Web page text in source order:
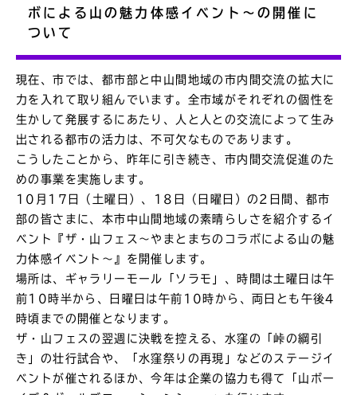
ボによる山の魅力体感イベント～の開催に
ついて
現在、市では、都市部と中山間地域の市内間交流の拡大に
力を入れて取り組んでいます。全市域がそれぞれの個性を
生かして発展するにあたり、人と人との交流によって生み
出される都市の活力は、不可欠なものであります。
こうしたことから、昨年に引き続き、市内間交流促進のた
めの事業を実施します。
10月17日（土曜日）、18日（日曜日）の2日間、都市
部の皆さまに、本市中山間地域の素晴らしさを紹介するイ
ベント『ザ・山フェス～やまとまちのコラボによる山の魅
力体感イベント～』を開催します。
場所は、ギャラリーモール「ソラモ」、時間は土曜日は午
前10時半から、日曜日は午前10時から、両日とも午後4
時頃までの開催となります。
ザ・山フェスの翌週に決戦を控える、水窪の「峠の綱引
き」の壮行試合や、「水窪祭りの再現」などのステージイ
ベントが催されるほか、今年は企業の協力も得て「山ボー